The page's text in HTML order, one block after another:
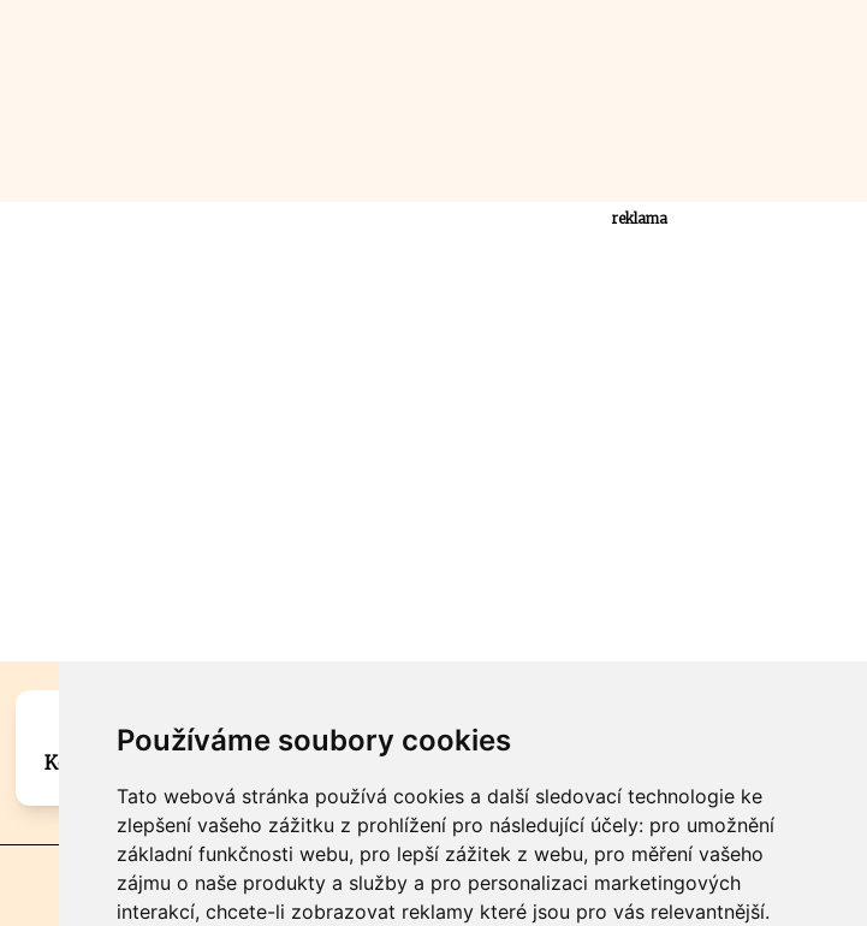
Používáme soubory cookies
Tato webová stránka používá cookies a další sledovací technologie ke
zlepšení vašeho zážitku z prohlížení pro následující účely: pro umožnění
základní funkčnosti webu, pro lepší zážitek z webu, pro měření vašeho
zájmu o naše produkty a služby a pro personalizaci marketingových
interakcí, chcete-li zobrazovat reklamy které jsou pro vás relevantnější.
reklama
Máte zajímavou informaci? Chcete spolupracovat?
Kontaktujte šéfredaktora Martina Chalupu: